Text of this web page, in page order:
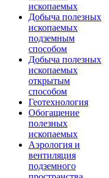
ископаемых
Добыча полезных
ископаемых
подземным
способом
Добыча полезных
ископаемых
открытым
способом
Геотехнология
Обогащение
полезных
ископаемых
Аэрология и
вентиляция
подземного